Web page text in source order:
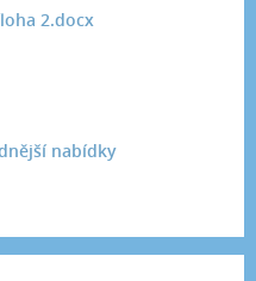
2.docx
nabídky